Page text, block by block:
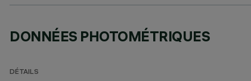
DONNÉES PHOTOMÉTRIQUES
DÉTAILS